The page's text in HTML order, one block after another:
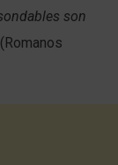
son
(Romanos